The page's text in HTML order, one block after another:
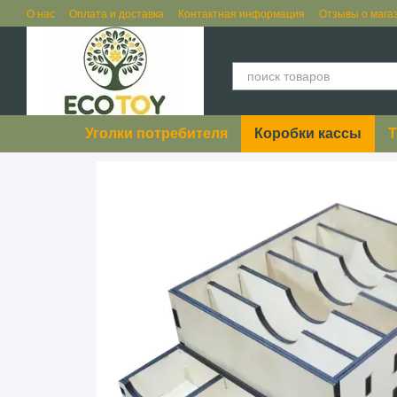
Перейти к основному контенту
О нас Оплата и доставка Контактная информация Отзывы о
Уголки потребителя Коробки кассы